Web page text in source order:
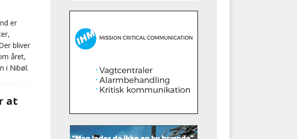
er
bliver
året,
i Nibøl.
at